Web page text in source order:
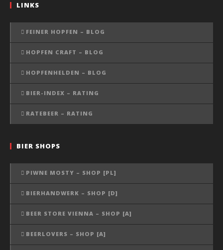
LINKS
FEINER HOPFEN – BLOG
HOPFEN CRAFT – BLOG
HOPFENHELDEN – BLOG
BIER-INDEX – RATING
RATEBEER – RATING
BIER SHOPS
PIWNE MOSTY – SHOP [PL]
BIERHANDWERK – SHOP [D]
BEER STORE VIENNA – SHOP [A]
BEERLOVERS – SHOP [A]